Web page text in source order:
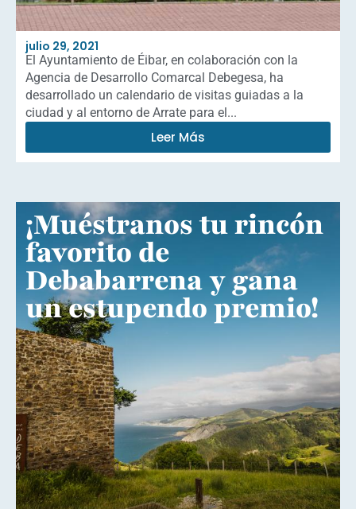
julio 29, 2021
El Ayuntamiento de Éibar, en colaboración con la
Agencia de Desarrollo Comarcal Debegesa, ha
desarrollado un calendario de visitas guiadas a la
ciudad y al entorno de Arrate para el...
Leer Más
¡Muéstranos tu rincón
favorito de
Debabarrena y gana
un estupendo premio!